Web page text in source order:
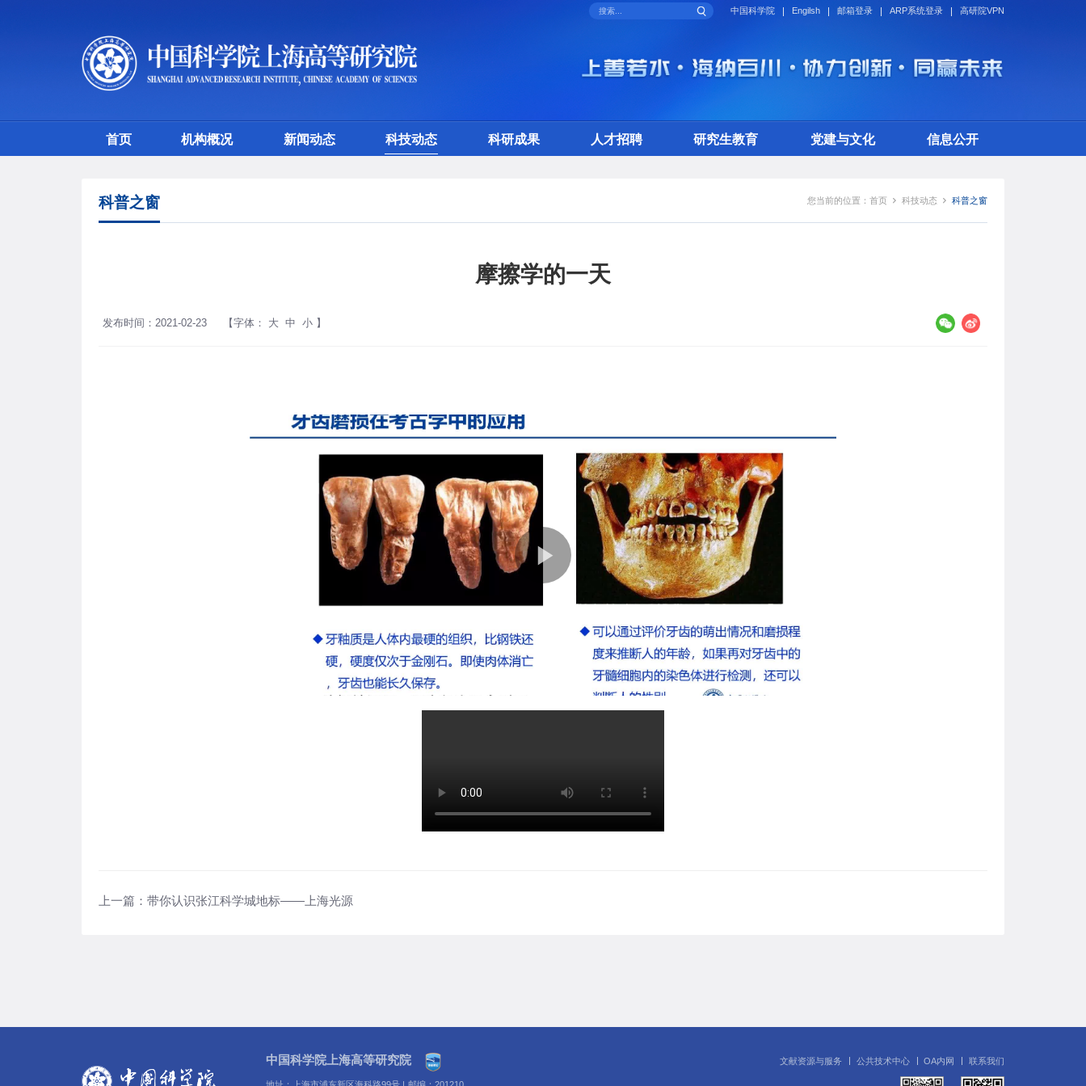
中国科学院 Engilsh 邮箱登录 ARP系统登录 高研院VPN
首页 机构概况 新闻动态 科技动态 科研成果 人才招聘 研究生教育 党建与文化 信息公开
科普之窗 您当前的位置： 首页 科技动态 科普之窗
摩擦学的一天
发布时间：2021-02-23 【字体： 大 中 小】
上一篇：带你认识张江科学城地标——上海光源
文献资源与服务 公共技术中心 OA内网 联系我们
中国科学院上海高等研究院